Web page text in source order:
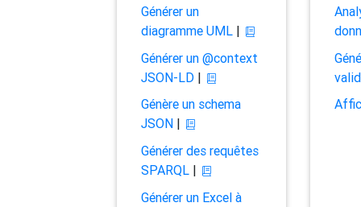
Générer un
diagramme UML|
Générer un @context
JSON-LD|
Génère un schema
JSON|
Générer des requêtes
SPARQL|
Générer un Excel à